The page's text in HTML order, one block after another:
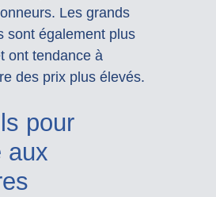
Les grands
sont également plus
ont tendance à
des prix plus élevés.
pour
aux